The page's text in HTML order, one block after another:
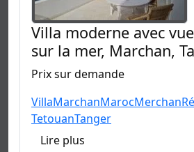
Villa moderne avec
sur la mer, Marchan,
Prix sur demande
VillaMarchanMarocMerchan
TetouanTanger
Lire plus